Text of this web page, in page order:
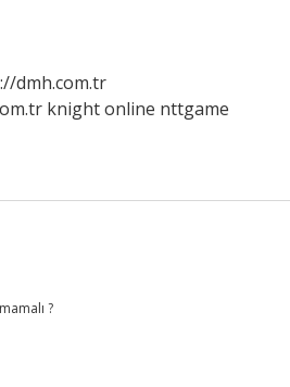
dmh.com.tr
knight online nttgame
?